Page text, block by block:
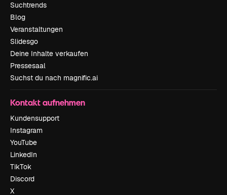
Suchtrends
Blog
Veranstaltungen
Slidesgo
Deine Inhalte verkaufen
Pressesaal
Suchst du nach magnific.ai
Kontakt aufnehmen
Kundensupport
Instagram
YouTube
LinkedIn
TikTok
Discord
X